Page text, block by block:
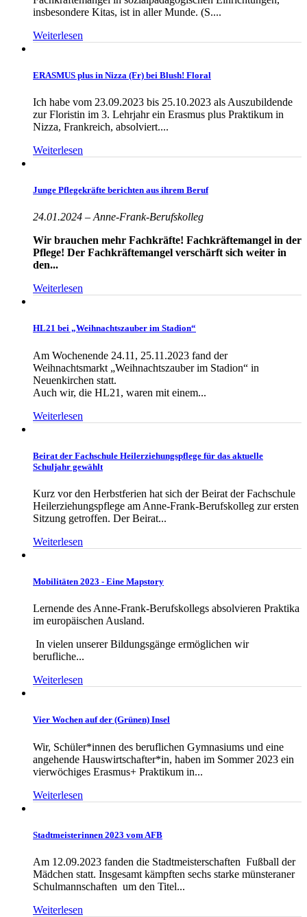
insbesondere Kitas, ist in aller Munde. (S....
Weiterlesen
ERASMUS plus in Nizza (Fr) bei Blush! Floral
Ich habe vom 23.09.2023 bis 25.10.2023 als Auszubildende
zur Floristin im 3. Lehrjahr ein Erasmus plus Praktikum in
Nizza, Frankreich, absolviert....
Weiterlesen
Junge Pflegekräfte berichten aus ihrem Beruf
24.01.2024 – Anne-Frank-Berufskolleg
Wir brauchen mehr Fachkräfte! Fachkräftemangel in der
Pflege! Der Fachkräftemangel verschärft sich weiter in
den...
Weiterlesen
HL21 bei „Weihnachtszauber im Stadion“
Am Wochenende 24.11, 25.11.2023 fand der
Weihnachtsmarkt „Weihnachtszauber im Stadion“ in
Neuenkirchen statt.
Auch wir, die HL21, waren mit einem...
Weiterlesen
Beirat der Fachschule Heilerziehungspflege für das aktuelle
Schuljahr gewählt
Kurz vor den Herbstferien hat sich der Beirat der Fachschule
Heilerziehungspflege am Anne-Frank-Berufskolleg zur ersten
Sitzung getroffen. Der Beirat...
Weiterlesen
Mobilitäten 2023 - Eine Mapstory
Lernende des Anne-Frank-Berufskollegs absolvieren Praktika
im europäischen Ausland.
In vielen unserer Bildungsgänge ermöglichen wir
berufliche...
Weiterlesen
Vier Wochen auf der (Grünen) Insel
Wir, Schüler*innen des beruflichen Gymnasiums und eine
angehende Hauswirtschafter*in, haben im Sommer 2023 ein
vierwöchiges Erasmus+ Praktikum in...
Weiterlesen
Stadtmeisterinnen 2023 vom AFB
Am 12.09.2023 fanden die Stadtmeisterschaften Fußball der
Mädchen statt. Insgesamt kämpften sechs starke münsteraner
Schulmannschaften um den Titel...
Weiterlesen